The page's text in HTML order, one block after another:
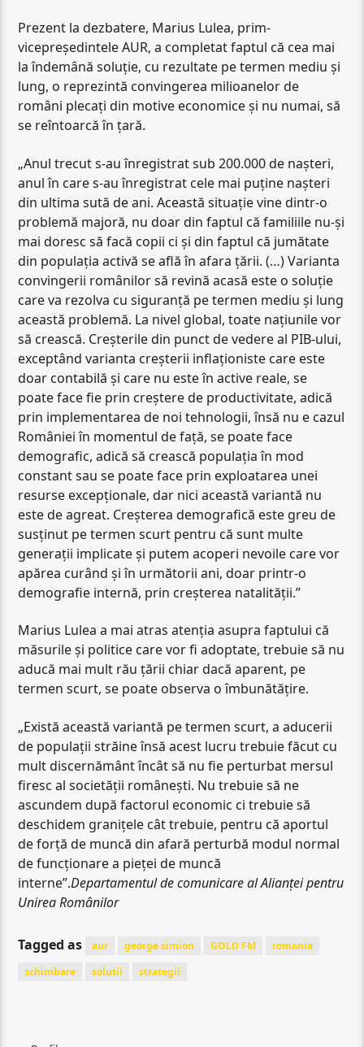
Prezent la dezbatere, Marius Lulea, prim-
vicepreședintele AUR, a completat faptul că cea mai
la îndemână soluție, cu rezultate pe termen mediu și
lung, o reprezintă convingerea milioanelor de
români plecați din motive economice și nu numai, să
se reîntoarcă în țară.
„Anul trecut s-au înregistrat sub 200.000 de nașteri,
anul în care s-au înregistrat cele mai puține nașteri
din ultima sută de ani. Această situație vine dintr-o
problemă majoră, nu doar din faptul că familiile nu-și
mai doresc să facă copii ci și din faptul că jumătate
din populația activă se află în afara țării. (…) Varianta
convingerii românilor să revină acasă este o soluție
care va rezolva cu siguranță pe termen mediu și lung
această problemă. La nivel global, toate națiunile vor
să crească. Creșterile din punct de vedere al PIB-ului,
exceptând varianta creșterii inflaționiste care este
doar contabilă și care nu este în active reale, se
poate face fie prin creștere de productivitate, adică
prin implementarea de noi tehnologii, însă nu e cazul
României în momentul de față, se poate face
demografic, adică să crească populația în mod
constant sau se poate face prin exploatarea unei
resurse excepționale, dar nici această variantă nu
este de agreat. Creșterea demografică este greu de
susținut pe termen scurt pentru că sunt multe
generații implicate și putem acoperi nevoile care vor
apărea curând și în următorii ani, doar printr-o
demografie internă, prin creșterea natalității.”
Marius Lulea a mai atras atenția asupra faptului că
măsurile și politice care vor fi adoptate, trebuie să nu
aducă mai mult rău țării chiar dacă aparent, pe
termen scurt, se poate observa o îmbunătățire.
„Există această variantă pe termen scurt, a aducerii
de populații străine însă acest lucru trebuie făcut cu
mult discernământ încât să nu fie perturbat mersul
firesc al societății românești. Nu trebuie să ne
ascundem după factorul economic ci trebuie să
deschidem granițele cât trebuie, pentru că aportul
de forță de muncă din afară perturbă modul normal
de funcționare a pieței de muncă
interne”.Departamentul de comunicare al Alianței pentru
Unirea Românilor
Tagged as aur george simion GOLD FM
romania
schimbare
solutii strategii